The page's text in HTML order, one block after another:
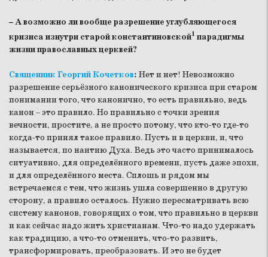
– А возможно ли вообще разрешение углубляющегося
кризиса изнутри старой константиновской1 парадигмы
жизни православных церквей?
Священник Георгий Кочетков: Нет и нет! Невозможно
разрешение серьёзного канонического кризиса при старом
понимании того, что канонично, то есть правильно, ведь
канон – это правило. Но правильно с точки зрения
вечности, простите, а не просто потому, что кто-то где-то
когда-то принял такое правило. Пусть и в церкви, и, что
называется, по наитию Духа. Ведь это часто принималось
ситуативно, для определённого времени, пусть даже эпохи,
и для определённого места. Сплошь и рядом мы
встречаемся с тем, что жизнь ушла совершенно в другую
сторону, а правило осталось. Нужно пересматривать всю
систему канонов, говорящих о том, что правильно в церкви
и как сейчас надо жить христианам. Что-то надо удержать
как традицию, а что-то отменить, что-то развить,
трансформировать, преобразовать. И это не будет